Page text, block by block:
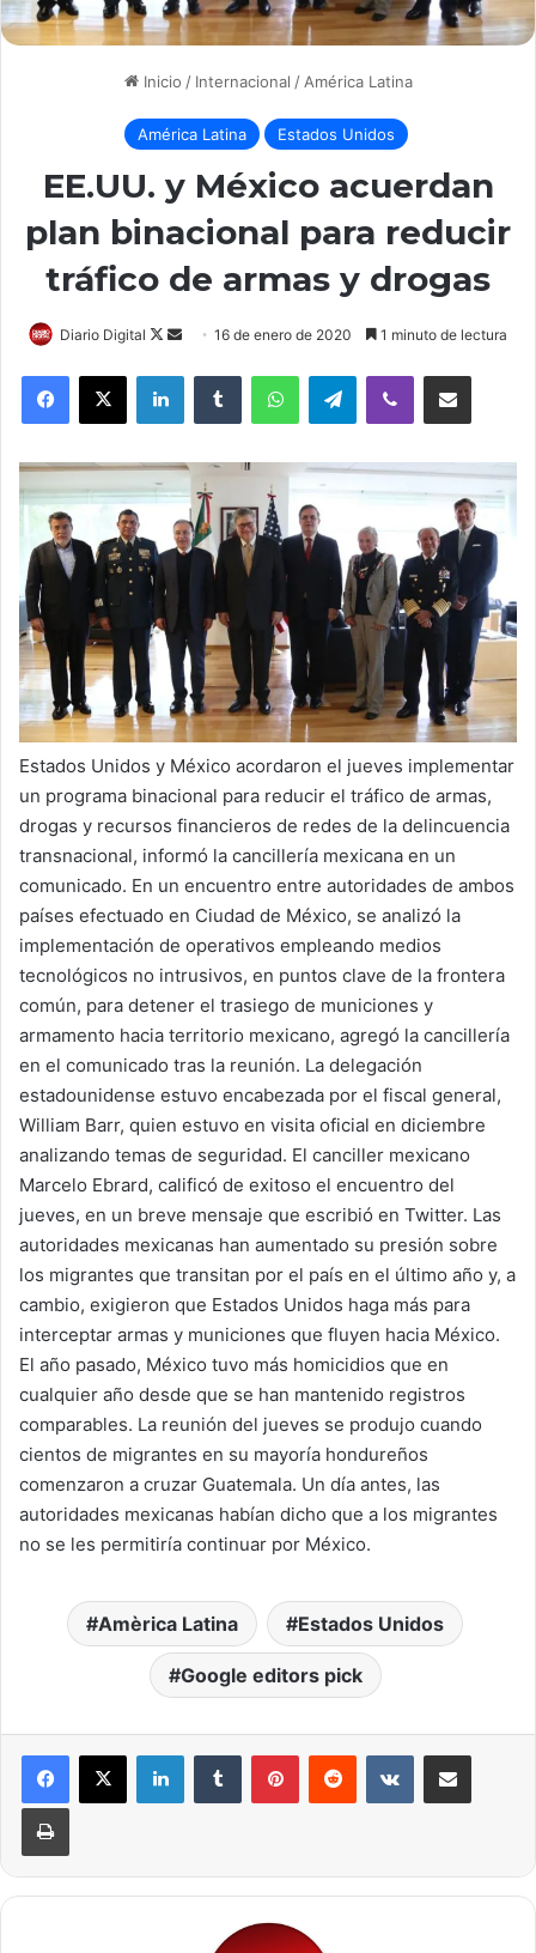
Inicio / Internacional / América Latina
América Latina Estados Unidos
EE.UU. y México acuerdan
plan binacional para reducir
tráfico de armas y drogas
Diario Digital
F
l
o
n
d
n
e
m
16 de enero de 2020 1 minuto de lectura
Telegram
Estados Unidos y México acordaron el jueves implementar
un programa binacional para reducir el tráfico de armas,
drogas y recursos financieros de redes de la delincuencia
transnacional, informó la cancillería mexicana en un
comunicado. En un encuentro entre autoridades de ambos
países efectuado en Ciudad de México, se analizó la
implementación de operativos empleando medios
tecnológicos no intrusivos, en puntos clave de la frontera
común, para detener el trasiego de municiones y
armamento hacia territorio mexicano, agregó la cancillería
en el comunicado tras la reunión. La delegación
estadounidense estuvo encabezada por el fiscal general,
William Barr, quien estuvo en visita oficial en diciembre
analizando temas de seguridad. El canciller mexicano
Marcelo Ebrard, calificó de exitoso el encuentro del
jueves, en un breve mensaje que escribió en Twitter. Las
autoridades mexicanas han aumentado su presión sobre
los migrantes que transitan por el país en el último año y, a
cambio, exigieron que Estados Unidos haga más para
interceptar armas y municiones que fluyen hacia México.
El año pasado, México tuvo más homicidios que en
cualquier año desde que se han mantenido registros
comparables. La reunión del jueves se produjo cuando
cientos de migrantes en su mayoría hondureños
comenzaron a cruzar Guatemala. Un día antes, las
autoridades mexicanas habían dicho que a los migrantes
no se les permitiría continuar por México.
Amèrica Latina Estados Unidos
Google editors pick